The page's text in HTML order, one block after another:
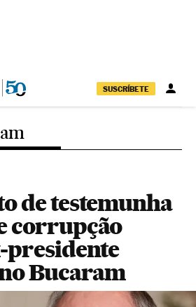
SUSCRÍBETE
de testemunha
corrupção
presidente
Bucaram